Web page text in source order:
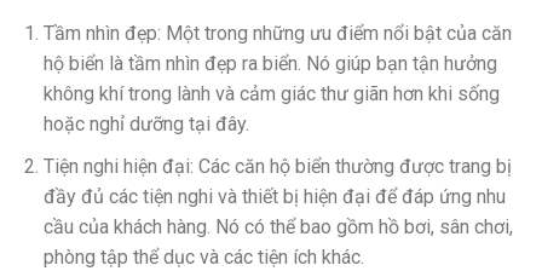
Tầm nhìn đẹp: Một trong những ưu điểm nổi bật của căn
hộ biển là tầm nhìn đẹp ra biển. Nó giúp bạn tận hưởng
không khí trong lành và cảm giác thư giãn hơn khi sống
hoặc nghỉ dưỡng tại đây.
Tiện nghi hiện đại: Các căn hộ biển thường được trang bị
đầy đủ các tiện nghi và thiết bị hiện đại để đáp ứng nhu
cầu của khách hàng. Nó có thể bao gồm hồ bơi, sân chơi,
phòng tập thể dục và các tiện ích khác.